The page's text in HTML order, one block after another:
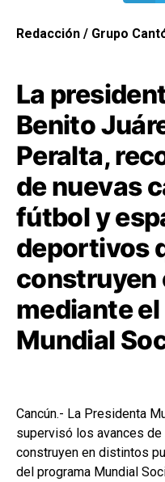
Redacción / Grupo
La
Benito
Peralta,
de nuevas
fútbol y
deportivos
construyen
mediante
Mundial
Cancún.- La Presidenta
supervisó los avances
construyen en distintos
del programa Mundial